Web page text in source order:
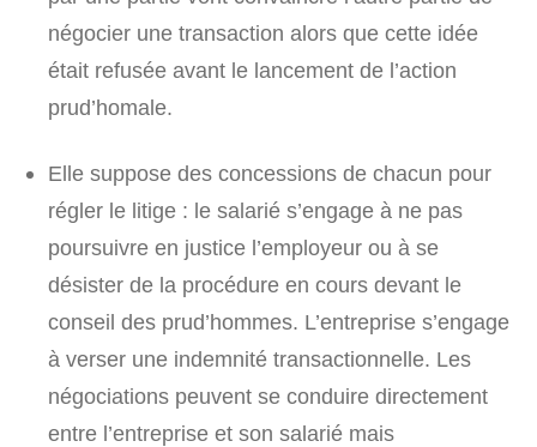
négocier une transaction alors que cette idée
était refusée avant le lancement de l’action
prud’homale.
Elle suppose des concessions de chacun pour
régler le litige : le salarié s’engage à ne pas
poursuivre en justice l’employeur ou à se
désister de la procédure en cours devant le
conseil des prud’hommes. L’entreprise s’engage
à verser une indemnité transactionnelle. Les
négociations peuvent se conduire directement
entre l’entreprise et son salarié mais